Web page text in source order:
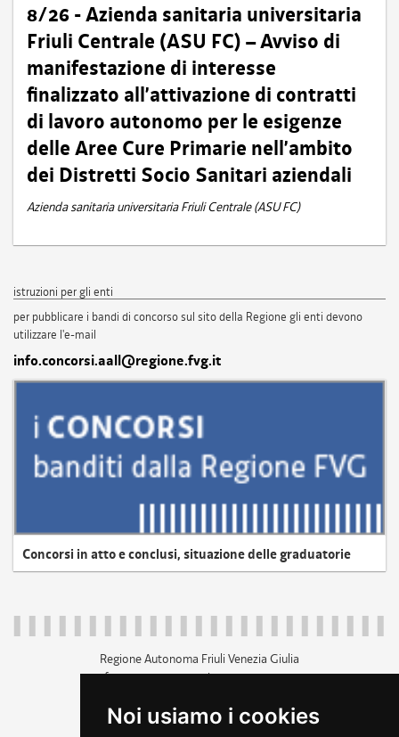
Noi usiamo i cookies
8/26 - Azienda sanitaria universitaria
Friuli Centrale (ASU FC) – Avviso di
manifestazione di interesse
finalizzato all’attivazione di contratti
di lavoro autonomo per le esigenze
delle Aree Cure Primarie nell’ambito
dei Distretti Socio Sanitari aziendali
Azienda sanitaria universitaria Friuli Centrale (ASU FC)
istruzioni per gli enti
per pubblicare i bandi di concorso sul sito della Regione gli enti devono
utilizzare l'e-mail
info.concorsi.aall@regione.fvg.it
Concorsi in atto e conclusi, situazione delle graduatorie
Regione Autonoma Friuli Venezia Giulia
c.f. 80014930327; p.iva 00526040324
+39 040 3771111